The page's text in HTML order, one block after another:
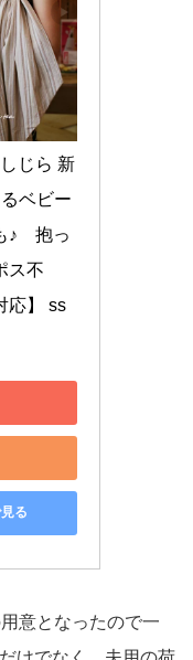
じら 新
ベビー
♪　抱っ
ス不
応】 ss
る
意となったので一